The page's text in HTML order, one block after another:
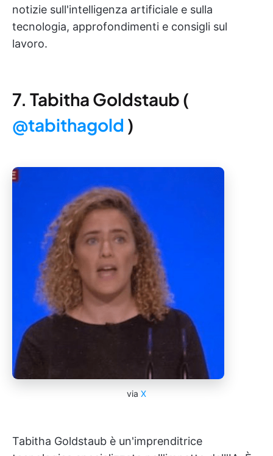
notizie sull'intelligenza artificiale e sulla
tecnologia, approfondimenti e consigli sul
lavoro.
7. Tabitha Goldstaub (
@tabithagold )
via X
Tabitha Goldstaub è un'imprenditrice